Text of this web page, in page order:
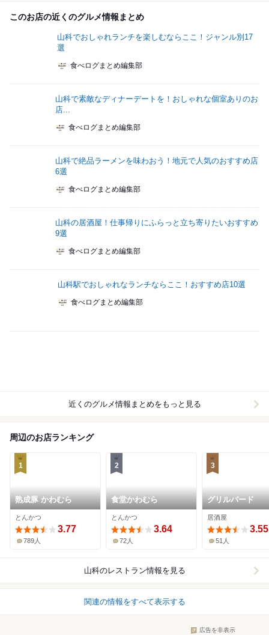
このお店の近くのグルメ情報まとめ
山科でおしゃれランチを楽しむならここ！ジャンル別17
選
食べログまとめ編集部
山科で素敵なディナーデートを！おしゃれな個室ありのお
店...
食べログまとめ編集部
山科で絶品ラーメンを味わおう！地元で人気のおすすめ店
6選
食べログまとめ編集部
山科の居酒屋！仕事帰りにふらっと立ち寄りたいおすすめ
9選
食べログまとめ編集部
山科駅でおしゃれなランチならここ！おすすめ店10選
食べログまとめ編集部
近くのグルメ情報まとめをもっと見る
周辺のお店ランキング
1
熟成豚 かわむら
とんかつ
3.77
789人
2
食堂かわむら
とんかつ
3.64
72人
3
グリルバード
居酒屋
3.55
51人
山科のレストラン情報を見る
関連の情報をすべて表示する
広告を非表示